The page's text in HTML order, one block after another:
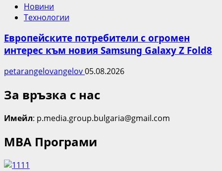
Новини
Технологии
Европейските потребители с огромен
интерес към новия Samsung Galaxy Z Fold8
petarangelovangelov05.08.2026
За връзка с нас
Имейл: p.media.group.bulgaria@gmail.com
МВА Програми